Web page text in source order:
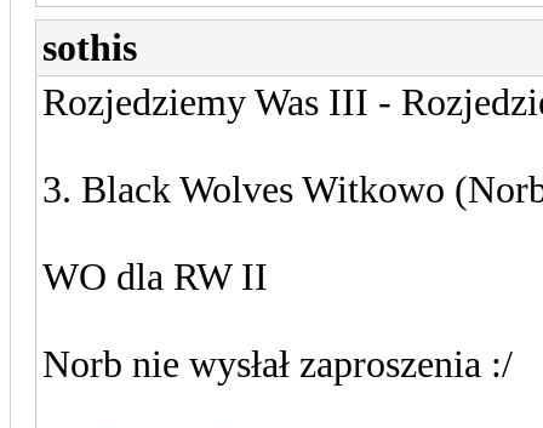
sothis
Rozjedziemy Was III -
3. Black Wolves Witkowo
WO dla RW II
Norb nie wysłał zaproszenia :/